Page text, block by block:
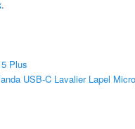
.
Plus
USB-C Lavalier Lapel